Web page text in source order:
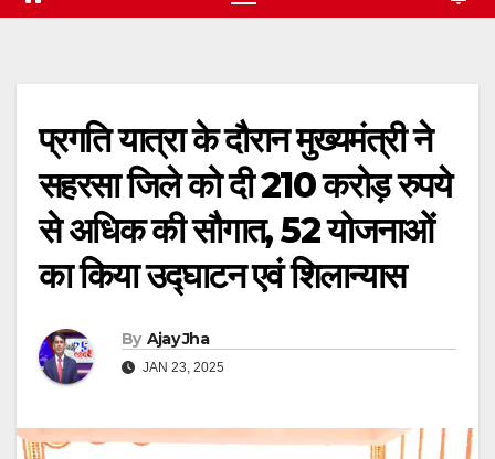
प्रगति यात्रा के दौरान मुख्यमंत्री ने
सहरसा जिले को दी 210 करोड़ रुपये
से अधिक की सौगात, 52 योजनाओं
का किया उद्घाटन एवं शिलान्यास
By Ajay Jha
JAN 23, 2025